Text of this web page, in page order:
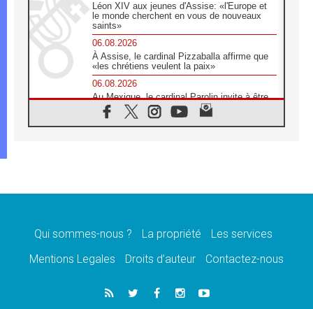
Léon XIV aux jeunes d'Assise: «l'Europe et
le monde cherchent en vous de nouveaux
saints»
06.08.2026
À Assise, le cardinal Pizzaballa affirme que
«les chrétiens veulent la paix»
06.08.2026
Au Mexique, le cardinal Parolin invite à être
aux côtés des marginalisées
06.08.2026
l'espérance» affirme Mgr Tróccoli
Le nonce en Ukraine: «Il est inquiétant
05.08.2026
Léon XIV au Pérou, une lueur d'espoir pour
Qui sommes-nous ? La propriété
Les services
Mentions Legales
Droits d’auteur Contactez-nous